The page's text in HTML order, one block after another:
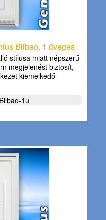
Bilbao, 1 üveges
stílusa miatt népszerű
megjelenést biztosít,
kiemelkedő
1u